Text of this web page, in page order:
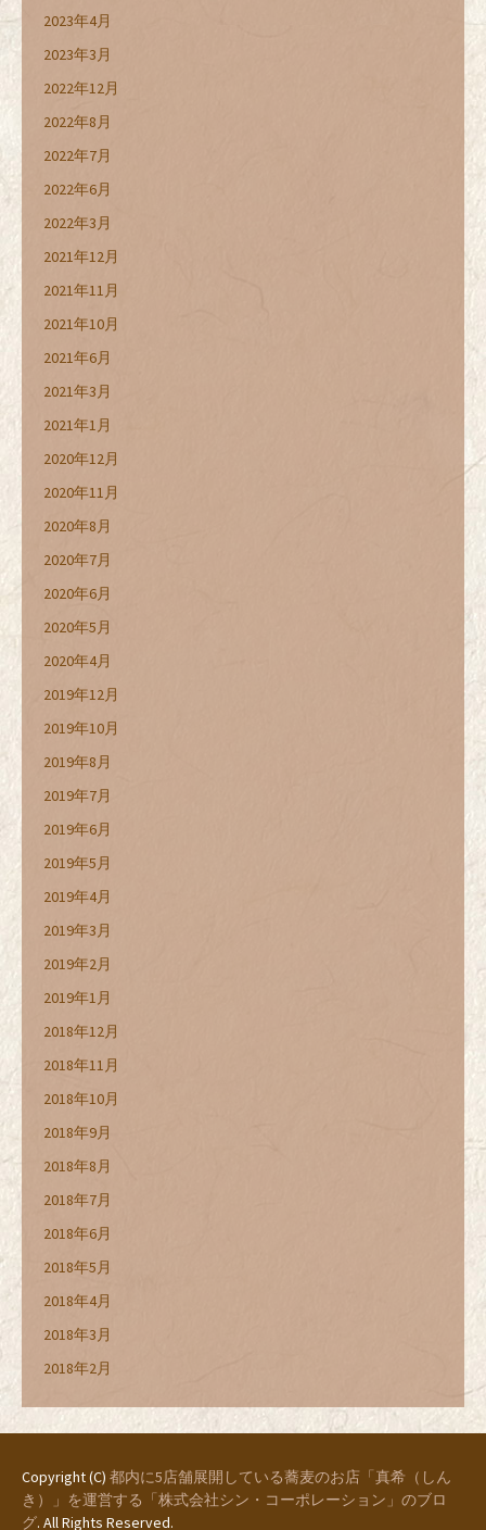
2023年4月
2023年3月
2022年12月
2022年8月
2022年7月
2022年6月
2022年3月
2021年12月
2021年11月
2021年10月
2021年6月
2021年3月
2021年1月
2020年12月
2020年11月
2020年8月
2020年7月
2020年6月
2020年5月
2020年4月
2019年12月
2019年10月
2019年8月
2019年7月
2019年6月
2019年5月
2019年4月
2019年3月
2019年2月
2019年1月
2018年12月
2018年11月
2018年10月
2018年9月
2018年8月
2018年7月
2018年6月
2018年5月
2018年4月
2018年3月
2018年2月
Copyright (C) 都内に5店舗展開している蕎麦のお店「真希（しん
き）」を運営する「株式会社シン・コーポレーション」のブロ
グ. All Rights Reserved.